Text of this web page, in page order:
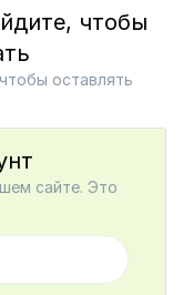
чтобы
оставлять
сайте. Это